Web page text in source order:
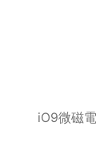
iO9微磁